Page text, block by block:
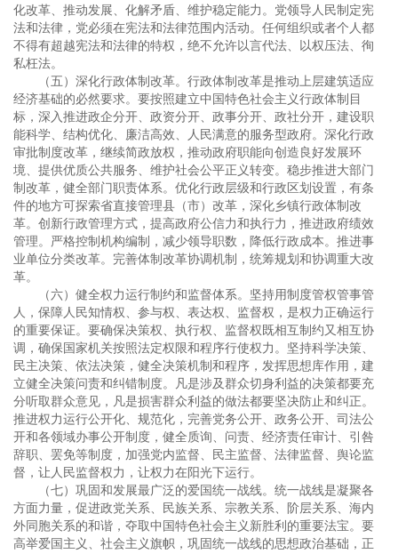
化改革、推动发展、化解矛盾、维护稳定能力。党领导人民制定宪
法和法律，党必须在宪法和法律范围内活动。任何组织或者个人都
不得有超越宪法和法律的特权，绝不允许以言代法、以权压法、徇
私枉法。
（五）深化行政体制改革。行政体制改革是推动上层建筑适应
经济基础的必然要求。要按照建立中国特色社会主义行政体制目
标，深入推进政企分开、政资分开、政事分开、政社分开，建设职
能科学、结构优化、廉洁高效、人民满意的服务型政府。深化行政
审批制度改革，继续简政放权，推动政府职能向创造良好发展环
境、提供优质公共服务、维护社会公平正义转变。稳步推进大部门
制改革，健全部门职责体系。优化行政层级和行政区划设置，有条
件的地方可探索省直接管理县（市）改革，深化乡镇行政体制改
革。创新行政管理方式，提高政府公信力和执行力，推进政府绩效
管理。严格控制机构编制，减少领导职数，降低行政成本。推进事
业单位分类改革。完善体制改革协调机制，统筹规划和协调重大改
革。
（六）健全权力运行制约和监督体系。坚持用制度管权管事管
人，保障人民知情权、参与权、表达权、监督权，是权力正确运行
的重要保证。要确保决策权、执行权、监督权既相互制约又相互协
调，确保国家机关按照法定权限和程序行使权力。坚持科学决策、
民主决策、依法决策，健全决策机制和程序，发挥思想库作用，建
立健全决策问责和纠错制度。凡是涉及群众切身利益的决策都要充
分听取群众意见，凡是损害群众利益的做法都要坚决防止和纠正。
推进权力运行公开化、规范化，完善党务公开、政务公开、司法公
开和各领域办事公开制度，健全质询、问责、经济责任审计、引咎
辞职、罢免等制度，加强党内监督、民主监督、法律监督、舆论监
督，让人民监督权力，让权力在阳光下运行。
（七）巩固和发展最广泛的爱国统一战线。统一战线是凝聚各
方面力量，促进政党关系、民族关系、宗教关系、阶层关系、海内
外同胞关系的和谐，夺取中国特色社会主义新胜利的重要法宝。要
高举爱国主义、社会主义旗帜，巩固统一战线的思想政治基础，正